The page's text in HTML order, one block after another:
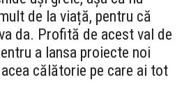
de la viață, pentru că
da. Profită de acest val de
a lansa proiecte noi
călătorie pe care ai tot